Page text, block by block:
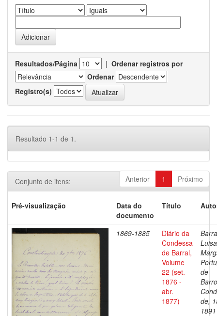
Resultados/Página | Ordenar registros por
Ordenar
Registro(s)
Resultado 1-1 de 1.
Anterior 1 Próximo
Conjunto de itens:
Pré-visualização
Data do
documento
Título
1869-1885
Diário da
Condessa
de Barral,
Volume
22 (set.
1876 -
abr.
1877)
Luisa
de
de,
1891